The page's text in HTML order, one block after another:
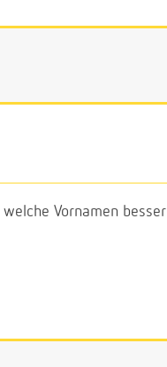
Vornamen besser